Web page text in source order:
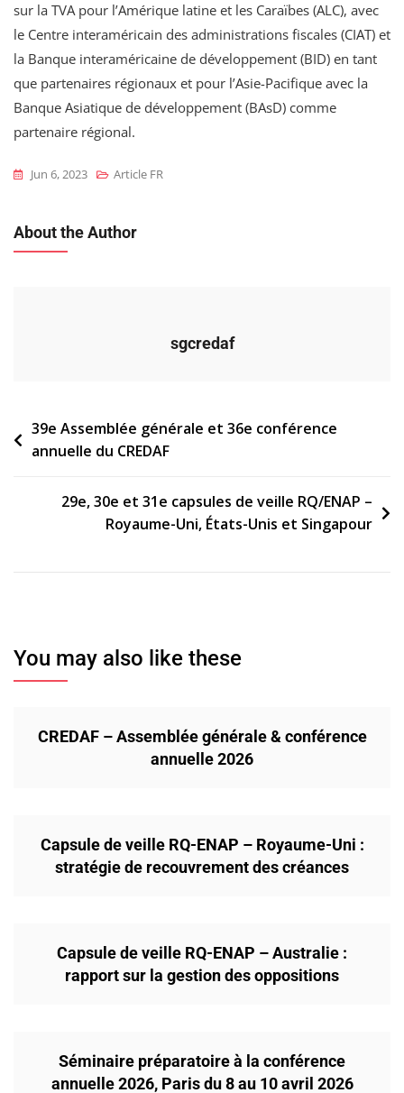
sur la TVA pour l’Amérique latine et les Caraïbes (ALC), avec
le Centre interaméricain des administrations fiscales (CIAT) et
la Banque interaméricaine de développement (BID) en tant
que partenaires régionaux et pour l’Asie-Pacifique avec la
Banque Asiatique de développement (BAsD) comme
partenaire régional.
Jun 6, 2023 Article FR
About the Author
sgcredaf
Navigation
de
39e Assemblée générale et 36e conférence
annuelle du CREDAF
29e, 30e et 31e capsules de veille RQ/ENAP –
Royaume-Uni, États-Unis et Singapour
You may also like these
CREDAF – Assemblée générale & conférence
annuelle 2026
Capsule de veille RQ-ENAP – Royaume-Uni :
stratégie de recouvrement des créances
Capsule de veille RQ-ENAP – Australie :
rapport sur la gestion des oppositions
Séminaire préparatoire à la conférence
annuelle 2026, Paris du 8 au 10 avril 2026